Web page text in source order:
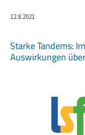
12.8.2021
Starke Tandems:
Auswirkungen